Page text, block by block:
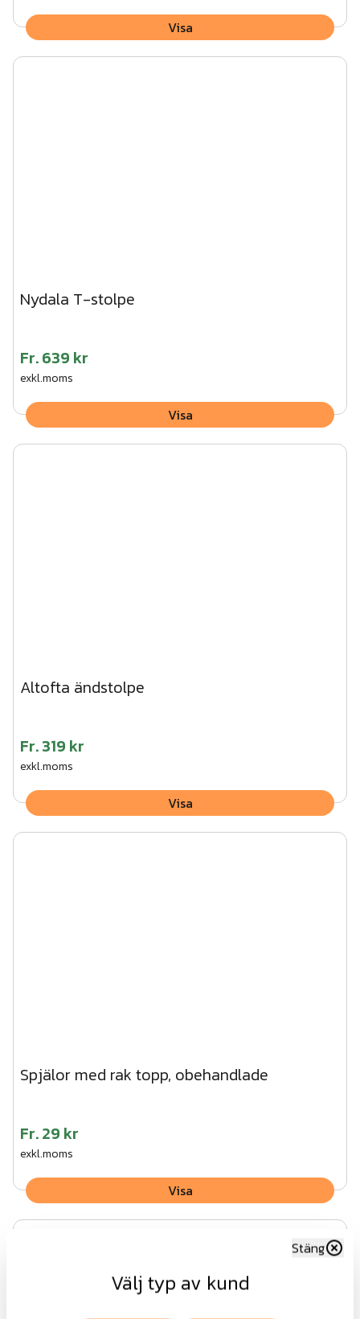
Visa
Nydala T-stolpe
Fr.639 kr
exkl.moms
Visa
Altofta ändstolpe
Fr.319 kr
exkl.moms
Visa
Spjälor med rak topp, obehandlade
Fr.29 kr
exkl.moms
Visa
Välj typ av kund
Stäng